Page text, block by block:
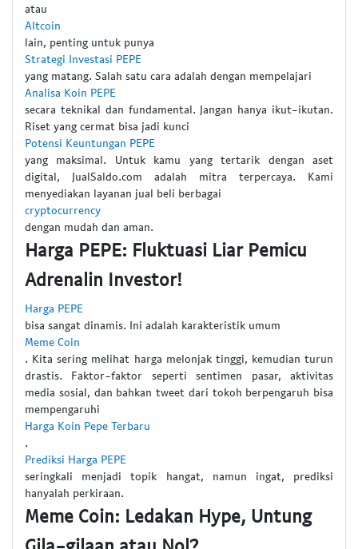
atau
Altcoin
lain, penting untuk punya
Strategi Investasi PEPE
yang matang. Salah satu cara adalah dengan mempelajari
Analisa Koin PEPE
secara teknikal dan fundamental. Jangan hanya ikut-ikutan.
Riset yang cermat bisa jadi kunci
Potensi Keuntungan PEPE
yang maksimal. Untuk kamu yang tertarik dengan aset
digital, JualSaldo.com adalah mitra terpercaya. Kami
menyediakan layanan jual beli berbagai
cryptocurrency
dengan mudah dan aman.
Harga PEPE: Fluktuasi Liar Pemicu
Adrenalin Investor!
Harga PEPE
bisa sangat dinamis. Ini adalah karakteristik umum
Meme Coin
. Kita sering melihat harga melonjak tinggi, kemudian turun
drastis. Faktor-faktor seperti sentimen pasar, aktivitas
media sosial, dan bahkan tweet dari tokoh berpengaruh bisa
mempengaruhi
Harga Koin Pepe Terbaru
.
Prediksi Harga PEPE
seringkali menjadi topik hangat, namun ingat, prediksi
hanyalah perkiraan.
Meme Coin: Ledakan Hype, Untung